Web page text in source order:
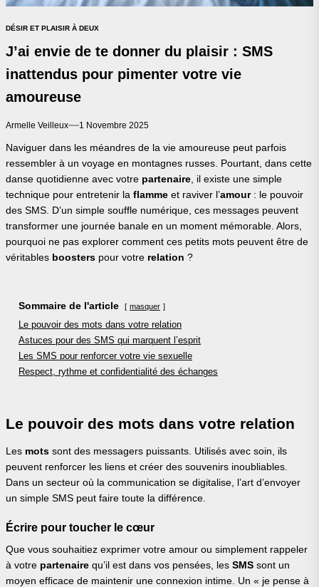
DÉSIR ET PLAISIR À DEUX
J’ai envie de te donner du plaisir : SMS
inattendus pour pimenter votre vie
amoureuse
Armelle Veilleux 1 Novembre 2025
Naviguer dans les méandres de la vie amoureuse peut parfois
ressembler à un voyage en montagnes russes. Pourtant, dans cette
danse quotidienne avec votre partenaire , il existe une simple
technique pour entretenir la flamme et raviver l’amour: le pouvoir
des SMS. D’un simple souffle numérique, ces messages peuvent
transformer une journée banale en un moment mémorable. Alors,
pourquoi ne pas explorer comment ces petits mots peuvent être de
véritables boosters pour votre relation ?
Sommaire de l'article masquer
Le pouvoir des mots dans votre relation
Astuces pour des SMS qui marquent l’esprit
Les SMS pour renforcer votre vie sexuelle
Respect, rythme et confidentialité des échanges
Le pouvoir des mots dans votre relation
Les mots sont des messagers puissants. Utilisés avec soin, ils
peuvent renforcer les liens et créer des souvenirs inoubliables.
Dans un secteur où la communication se digitalise, l’art d’envoyer
un simple SMS peut faire toute la différence.
Écrire pour toucher le cœur
Que vous souhaitiez exprimer votre amour ou simplement rappeler
à votre partenaire qu’il est dans vos pensées, les SMS sont un
moyen efficace de maintenir une connexion intime. Un « je pense à